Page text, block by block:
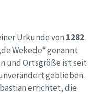
Urkunde von 1282
Wekede“ genannt
und Ortsgröße ist seit
geblieben.
errichtet, die